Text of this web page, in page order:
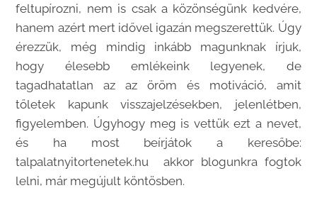
feltupírozni, nem is csak a közönségünk kedvére,
hanem azért mert idővel igazán megszerettük. Úgy
érezzük, még mindig inkább magunknak írjuk,
hogy élesebb emlékeink legyenek, de
tagadhatatlan az az öröm és motiváció, amit
tőletek kapunk visszajelzésekben, jelenlétben,
figyelemben. Úgyhogy meg is vettük ezt a nevet,
és ha most beírjátok a keresőbe:
talpalatnyitortenetek.hu akkor blogunkra fogtok
lelni, már megújult köntösben.